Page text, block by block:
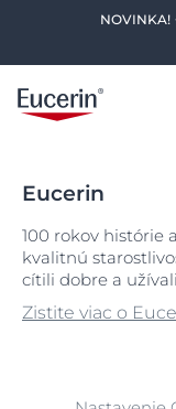
NOVINKA!
Eucerin
100 rokov histórie
kvalitnú
cítili dobre a
Zistite viac o